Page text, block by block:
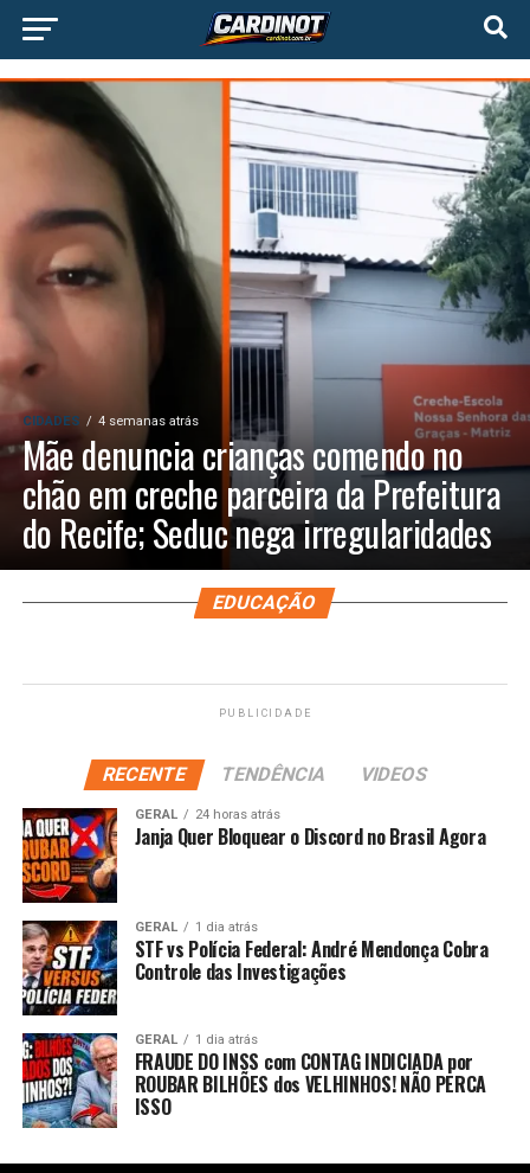
CIDADES 4 semanas atrás
Mãe denuncia crianças comendo no
chão em creche parceira da Prefeitura
do Recife; Seduc nega irregularidades
EDUCAÇÃO
PUBLICIDADE
RECENTE TENDÊNCIA VIDEOS
GERAL 24 horas atrás
Janja Quer Bloquear o Discord no Brasil Agora
GERAL 1 dia atrás
STF vs Polícia Federal: André Mendonça Cobra
Controle das Investigações
GERAL 1 dia atrás
FRAUDE DO INSS com CONTAG INDICIADA por
ROUBAR BILHÕES dos VELHINHOS! NÃO PERCA
ISSO